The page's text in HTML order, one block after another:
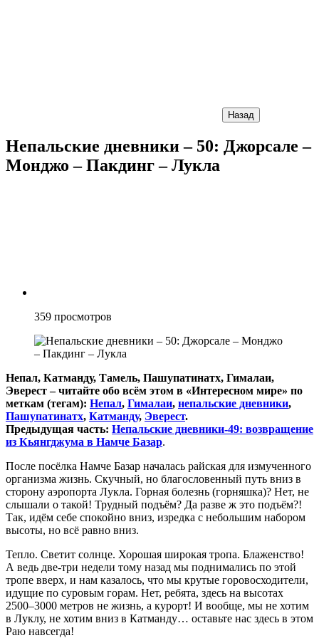
Назад
Непальские дневники – 50: Джорсале –
Монджо – Пакдинг – Лукла
359 просмотров
Непал, Катманду, Тамель, Пашупатинатх, Гималаи,
Эверест – читайте обо всём этом в «Интересном мире» по
меткам (тегам): Непал, Гималаи, непальские дневники,
Пашупатинатх, Катманду, Эверест.
Предыдущая часть: Непальские дневники-49: возвращение
из Кьянгджума в Намче Базар.
После посёлка Намче Базар началась райская для измученного
организма жизнь. Скучный, но благословенный путь вниз в
сторону аэропорта Лукла. Горная болезнь (горняшка)? Нет, не
слышали о такой! Трудный подъём? Да разве ж это подъём?!
Так, идём себе спокойно вниз, изредка с небольшим набором
высоты, но всё равно вниз.
Тепло. Светит солнце. Хорошая широкая тропа. Блаженство!
А ведь две-три недели тому назад мы поднимались по этой
тропе вверх, и нам казалось, что мы крутые горовосходители,
идущие по суровым горам. Нет, ребята, здесь на высотах
2500–3000 метров не жизнь, а курорт! И вообще, мы не хотим
в Луклу, не хотим вниз в Катманду… оставьте нас здесь в этом
Раю навсегда!